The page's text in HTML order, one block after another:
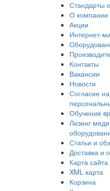
Стандарты
О компании
Акции
Интернет-
Контакты
Вакансии
Новости
Согласие
Обучение
Лизинг
Статьи и
Доставка и
Карта сайта
XML карта
Корзина